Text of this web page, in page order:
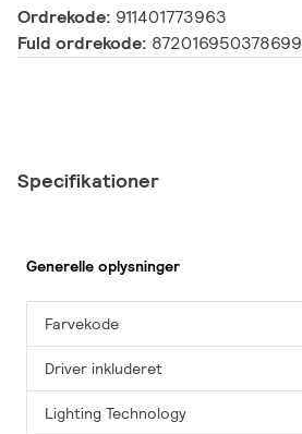
Ordrekode: 911401773963
Fuld ordrekode: 872016950378699
Specifikationer
Generelle oplysninger
Farvekode
Driver inkluderet
Lighting Technology